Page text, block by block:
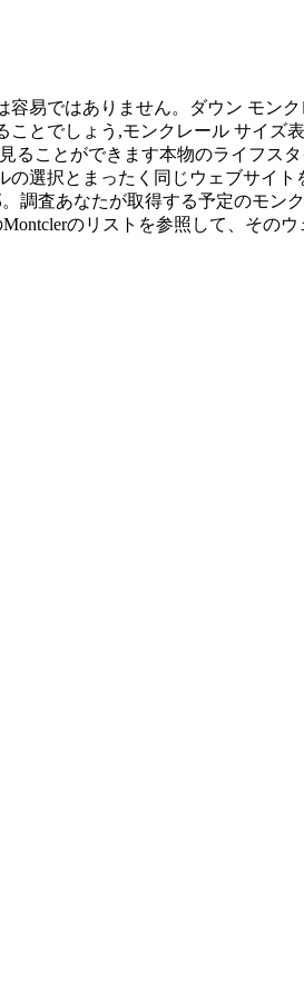
易ではありません。ダウン モン
とでしょう,モンクレール サイズ
ることができます本物のライフス
選択とまったく同じウェブサイ
査あなたが取得する予定のモン
のリストを参照して、そのウ